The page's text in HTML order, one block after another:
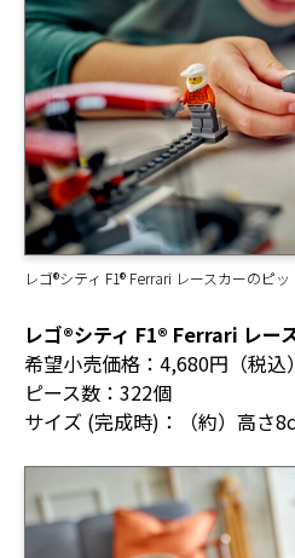
レゴ®シティ F1® Ferrari レースカーのピッ
レゴ®シティ F1® Ferrari レー
希望小売価格：4,680円（税込）
ピース数：322個
サイズ (完成時)：（約）高さ